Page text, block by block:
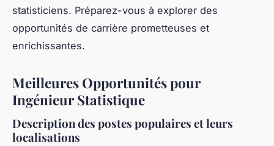
statisticiens. Préparez-vous à explorer des
opportunités de carrière prometteuses et
enrichissantes.
Meilleures Opportunités pour
Ingénieur Statistique
Description des postes populaires et leurs
localisations